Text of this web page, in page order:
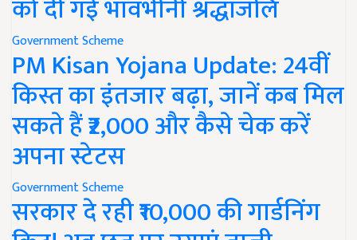
को दी गई भावभीनी श्रद्धांजलि
Government Scheme
PM Kisan Yojana Update: 24वीं
किस्त का इंतजार बढ़ा, जानें कब मिल
सकते हैं ₹2,000 और कैसे चेक करें
अपना स्टेटस
Government Scheme
सरकार दे रही ₹10,000 की गार्डनिंग